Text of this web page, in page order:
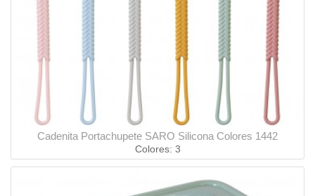
Cadenita Portachupete SARO Silicona Colores 1442
Colores: 3